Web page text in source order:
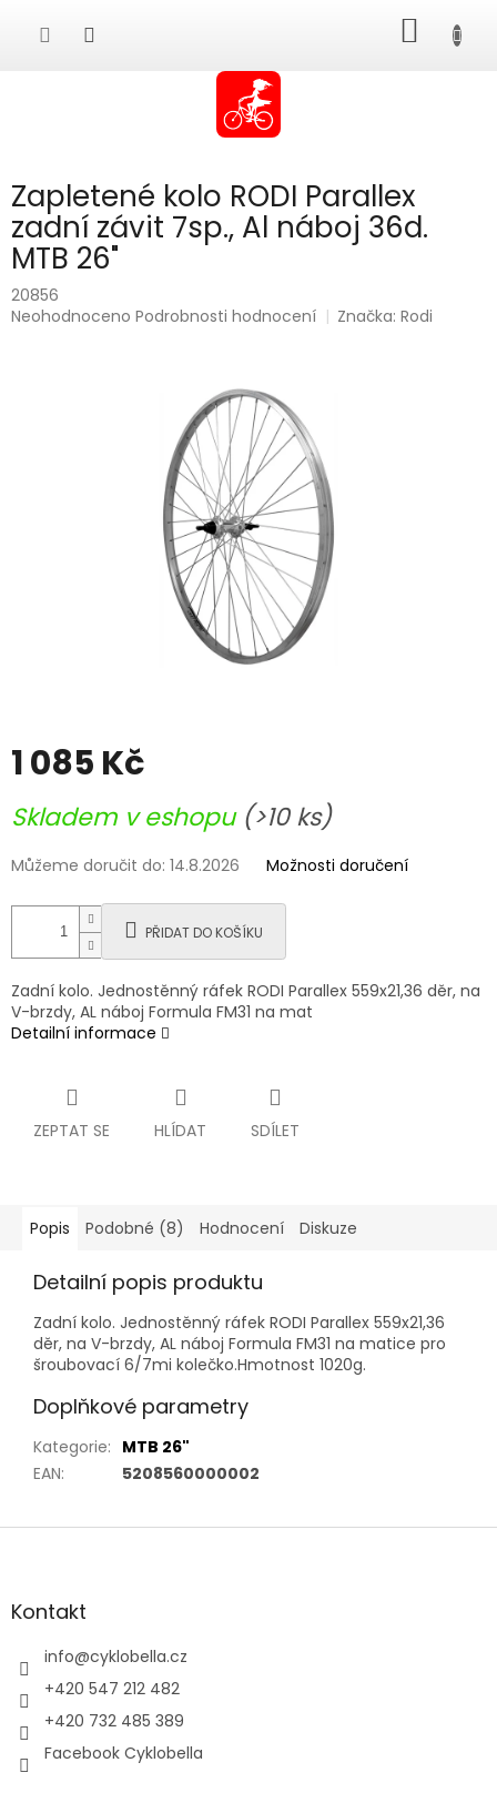
KOŠÍK
Zapletené kolo RODI Parallex
zadní závit 7sp., Al náboj 36d.
MTB 26"
20856
Průměrné
Neohodnoceno Podrobnosti hodnocení Značka:Rodi
1 085 Kč
cena:
Skladem v eshopu (>10 ks)
Můžeme doručit do: 14.8.2026 Možnosti doručení
PŘIDAT DO KOŠÍKU
Zadní kolo. Jednostěnný ráfek RODI Parallex 559x21,36 děr, na
V-brzdy, AL náboj Formula FM31 na mat
Detailní informace
ZEPTAT SE HLÍDAT SDÍLET
Popis Podobné (8) Hodnocení Diskuze
Detailní popis produktu
Zadní kolo. Jednostěnný ráfek RODI Parallex 559x21,36
děr, na V-brzdy, AL náboj Formula FM31 na matice pro
šroubovací 6/7mi kolečko.Hmotnost 1020g.
Doplňkové parametry
Kategorie: MTB 26"
EAN: 5208560000002
Z
aKontakt
info@cyklobella.cz
+420 547 212 482
+420 732 485 389
Facebook Cyklobella